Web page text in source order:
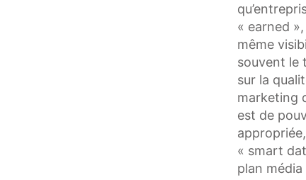
« earned
même
souvent le
sur la
marketing
est de
« smart
plan média